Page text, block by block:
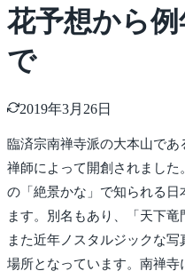
花予想から
で
2019年3月26日
臨済宗南禅寺派の大本山で
禅師によって開創されまし
の「絶景かな」で知られる
ます。別名もあり、「天下竜
また近年ノスタルジックな
場所となっています。南禅